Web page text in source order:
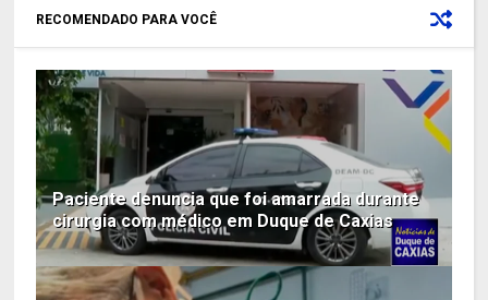
RECOMENDADO PARA VOCÊ
Paciente denuncia que foi amarrada durante
cirurgia com médico em Duque de Caxias